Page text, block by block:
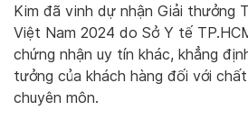
Kim đã vinh dự nhận Giải thưởng
Việt Nam 2024 do Sở Y tế
chứng nhận uy tín khác, khẳng
tưởng của khách hàng đối với
chuyên môn.